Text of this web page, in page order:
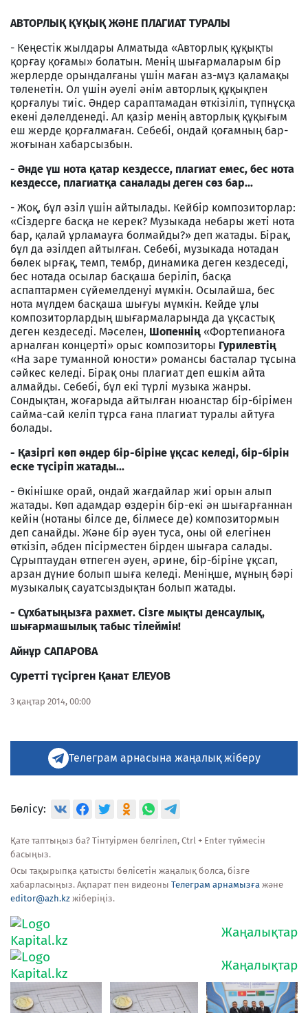
АВТОРЛЫҚ ҚҰҚЫҚ ЖӘНЕ ПЛАГИАТ ТУРАЛЫ
- Кеңестік жылдары Алматыда «Авторлық құқықты
қорғау қоғамы» болатын. Менің шығармаларым бір
жерлерде орындалғаны үшін маған аз-мұз қаламақы
төленетін. Ол үшін әуелі әнім авторлық құқықпен
қорғалуы тиіс. Әндер сараптамадан өткізіліп, түпнұсқа
екені дәлелденеді. Ал қазір менің авторлық құқығым
еш жерде қорғалмаған. Себебі, ондай қоғамның бар-
жоғынан хабарсызбын.
- Әнде үш нота қатар кездессе, плагиат емес, бес нота
кездессе, плагиатқа саналады деген сөз бар...
- Жоқ, бұл әзіл үшін айтылады. Кейбір композиторлар:
«Сіздерге басқа не керек? Музыкада небары жеті нота
бар, қалай ұрламауға болмайды?» деп жатады. Бірақ,
бұл да әзілдеп айтылған. Себебі, музыкада нотадан
бөлек ырғақ, темп, тембр, динамика деген кездеседі,
бес нотада осылар басқаша беріліп, басқа
аспаптармен сүйемелденуі мүмкін. Осылайша, бес
нота мүлдем басқаша шығуы мүмкін. Кейде ұлы
композиторлардың шығармаларында да ұқсастық
деген кездеседі. Мәселен, Шопеннің «Фортепианоға
арналған концерті» орыс композиторы Гурилевтің
«На заре туманной юности» романсы басталар тұсына
сәйкес келеді. Бірақ оны плагиат деп ешкім айта
алмайды. Себебі, бұл екі түрлі музыка жанры.
Сондықтан, жоғарыда айтылған нюанстар бір-бірімен
сайма-сай келіп тұрса ғана плагиат туралы айтуға
болады.
- Қазіргі көп әндер бір-біріне ұқсас келеді, бір-бірін
еске түсіріп жатады...
- Өкінішке орай, ондай жағдайлар жиі орын алып
жатады. Көп адамдар өздерін бір-екі ән шығарғаннан
кейін (нотаны білсе де, білмесе де) композитормын
деп санайды. Және бір әуен туса, оны ой елегінен
өткізіп, әбден пісірместен бірден шығара салады.
Сұрыптаудан өтпеген әуен, әрине, бір-біріне ұқсап,
арзан дүние болып шыға келеді. Меніңше, мұның бәрі
музыкалық сауатсыздықтан болып жатады.
- Сұхбатыңызға рахмет. Сізге мықты денсаулық,
шығармашылық табыс тілеймін!
Айнұр САПАРОВА
Суретті түсірген Қанат ЕЛЕУОВ
3 қаңтар 2014, 00:00
Телеграм арнасына жаңалық жіберу
Бөлісу:
Қате таптыңыз ба? Тінтуірмен белгілеп, Ctrl + Enter түймесін
басыңыз.
Осы тақырыпқа қатысты бөлісетін жаңалық болса, бізге
хабарласыңыз. Ақпарат пен видеоны Телеграм арнамызға және
editor@azh.kz жіберіңіз.